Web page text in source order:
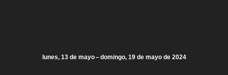
lunes, 13 de mayo – domingo, 19 de mayo de 2024